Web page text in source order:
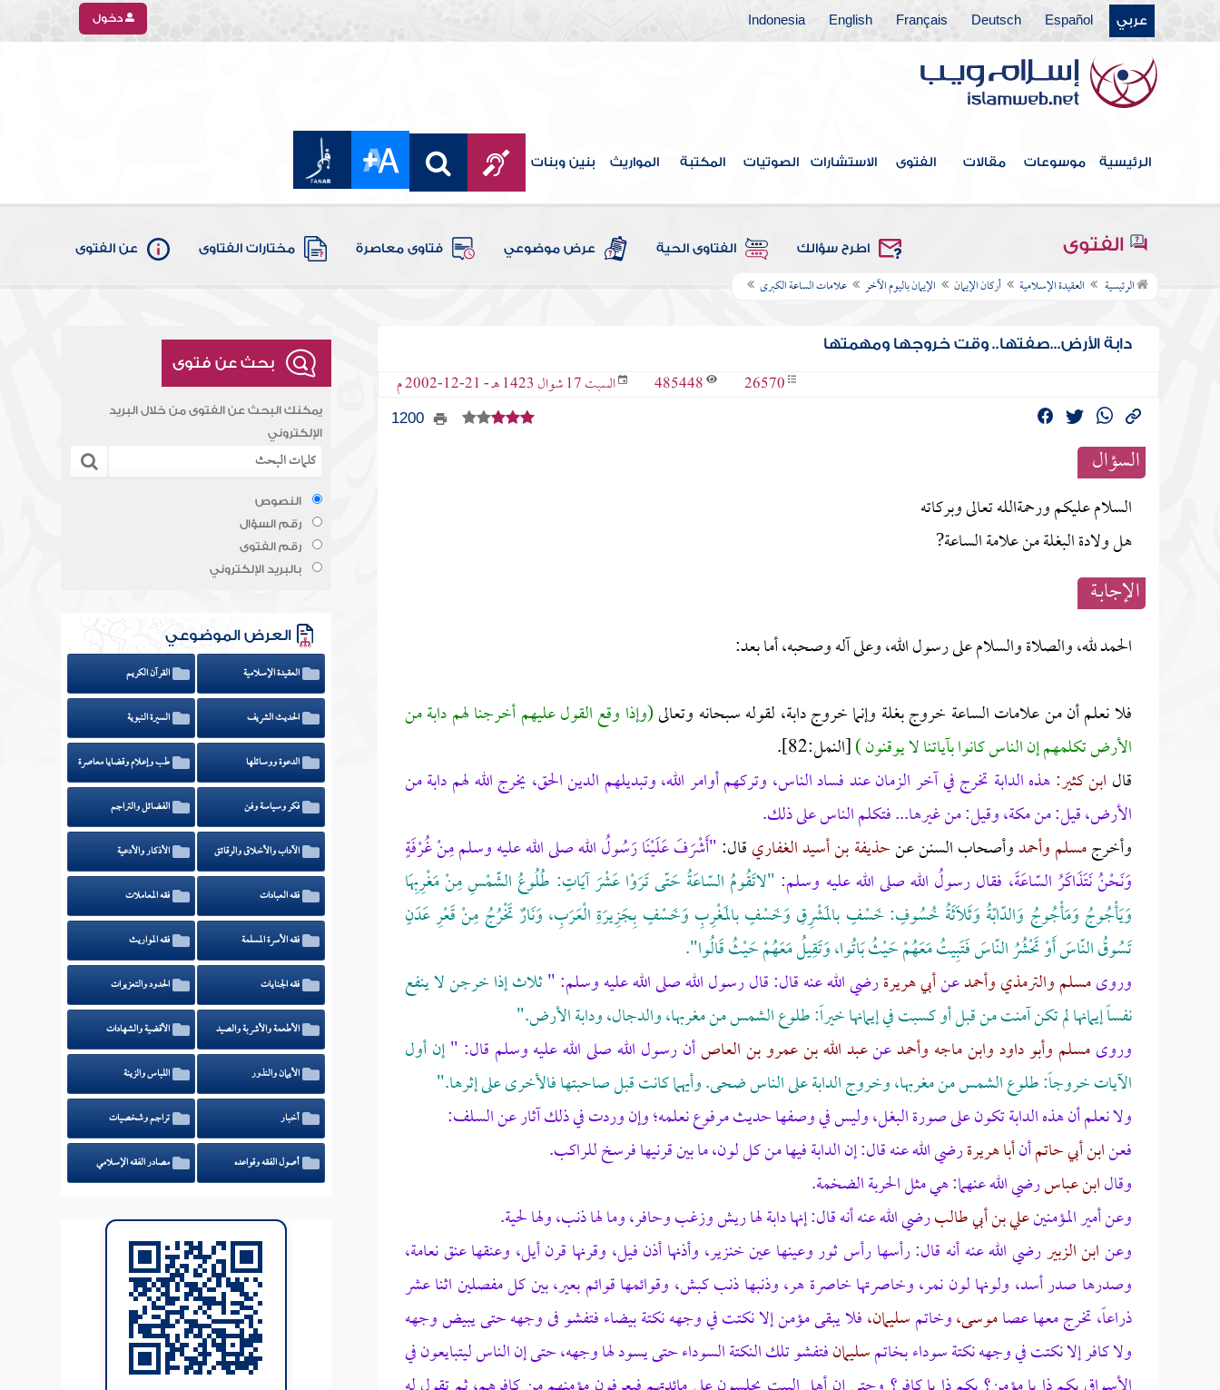
عربي Español
Deutsch
Français
English
Indonesia دخول
الرئيسية موسوعات مقالات الفتوى الاستشارات الصوتيات المكتبة المواريث بنين وبنات
الفتوى اطرح سؤالك الفتاوى الحية عرض موضوعي فتاوى معاصرة مختارات الفتاوى عن الفتوى
الرئيسية العقيدة الإسلامية أركان الإيمان الإيمان باليوم الآخر علامات الساعة الكبرى
دابة الأرض...صفتها.. وقت خروجها ومهمتها
26570
485448 السبت 17 شوال 1423 هـ - 21-12-2002 م
1200
السؤال
السلام عليكم ورحمةالله تعالى وبركاته
هل ولادة البغلة من علامة الساعة?
الإجابــة
الحمد لله، والصلاة والسلام على رسول الله، وعلى آله وصحبه، أما بعد:
فلا نعلم أن من علامات الساعة خروج بغلة وإنما خروج دابة، لقوله سبحانه وتعالى(وإذا وقع القول عليهم أخرجنا لهم دابة من
الأرض تكلمهم إن الناس كانوا بآياتنا لا يوقنون )[النمل:82].
قال ابن كثير:هذه الدابة تخرج في آخر الزمان عند فساد الناس، وتركهم أوامر الله، وتبديلهم الدين الحق، يخرج الله لهم دابة من
الأرض، قيل: من مكة، وقيل: من غيرها... فتكلم الناس على ذلك.
وأخرجمسلم وأحمدوأصحاب السنن عنحذيفة بن أسيد الغفاريقال:"أَشْرَفَ عَلَيْنَا رَسُولُ الله صلى الله عليه وسلم مِنْ غُرْفَةٍ
وَنَحْنُ نَتَذَاكَرُ السّاعَةَ، فقال رسولُ الله صلى الله عليه وسلم: "لاتَقُومُ السّاعَةُ حَتّى تَرَوْا عَشْرَ آيَاتٍ: طُلُوعُ الشّمْسِ مِنْ مَغْرِبِهَا
وَيَأْجُوجُ وَمَأْجُوجُ وَالدّابّةُ وَثَلاَثَةُ خُسُوفٍ: خَسْفٍ بالمَشْرِقِ وَخَسْفٍ بالمَغْرِبِ وَخَسْفٍ بِجَزِيرَةِ الْعَرَبِ، وَنَارٌ تَخْرُجُ مِنْ قَعْرِ عَدَنٍ
تَسُوقُ النّاسَ أَوْ تَحْشُرُ النّاسَ فَتَبِيتُ مَعَهُمْ حَيْثُ بَاتُوا، وَتَقِيلُ مَعَهُمْ حَيْثُ قَالُوا".
وروىمسلم والترمذي وأحمدعنأبي هريرةرضي الله عنه قال: قال رسول الله صلى الله عليه وسلم: "ثلاث إذا خرجن لا ينفع
نفساً إيمانها لم تكن آمنت من قبل أو كسبت في إيمانها خيراً: طلوع الشمس من مغربها، والدجال، ودابة الأرض."
وروىمسلم وأبو داود وابن ماجه وأحمدعنعبد الله بن عمرو بن العاصأن رسول الله صلى الله عليه وسلم قال: "إن أول
الآيات خروجاً: طلوع الشمس من مغربها، وخروج الدابة على الناس ضحى. وأيهما كانت قبل صاحبتها فالأخرى على إثرها."
ولا نعلم أن هذه الدابة تكون على صورة البغل، وليس في وصفها حديث مرفوع نعلمه؛ وإن وردت في ذلك آثار عن السلف:
فعنابن أبي حاتمأنأبا هريرةرضي الله عنه قال:إن الدابة فيها من كل لون، ما بين قرنيها فرسخ للراكب.
وقالابن عباسرضي الله عنهما:هي مثل الحربة الضخمة.
وعن أمير المؤمنينعلي بن أبي طالبرضي الله عنه أنه قال:إنها دابة لها ريش وزغب وحافر، وما لها ذنب، ولها لحية.
وعنابن الزبيررضي الله عنه أنه قال:رأسها رأس ثور وعينها عين خنزير، وأذنها أذن فيل، وقرنها قرن أيل، وعنقها عنق نعامة،
وصدرها صدر أسد، ولونها لون نمر، وخاصرتها خاصرة هر، وذنبها ذنب كبش، وقوائمها قوائم بعير، بين كل مفصلين اثنا عشر
ذراعاً، تخرج معها عصاموسى،وخاتمسليمان،فلا يبقى مؤمن إلا نكتت في وجهه نكتة بيضاء فتفشو فى وجهه حتى يبيض وجهه
ولا كافر إلا نكتت في وجهه نكتة سوداء بخاتمسليمانفتفشو تلك النكتة السوداء حتى يسود لها وجهه، حتى إن الناس ليتبايعون في
بحث عن فتوى
يمكنك البحث عن الفتوى من خلال البريد
الإلكتروني
النصوص
رقم السؤال
رقم الفتوى
بالبريد الإلكتروني
العرض الموضوعي
العقيدة الإسلامية القرآن الكريم
الحديث الشريف السيرة النبوية
الدعوة ووسائلها طب وإعلام وقضايا معاصرة
فكر وسياسة وفن الفضائل والتراجم
الآداب والأخلاق والرقائق الأذكار والأدعية
فقه العبادات فقه المعاملات
فقه الأسرة المسلمة فقه المواريث
فقه الجنايات الحدود والتعزيرات
الأطعمة والأشربة والصيد الأقضية والشهادات
الأيمان والنذور اللباس والزينة
أخبار تراجم وشخصيات
أصول الفقه وقواعده مصادر الفقه الإسلامي